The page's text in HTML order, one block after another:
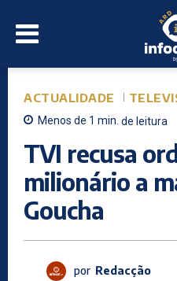
ACTUALIDADE
Menos de 1 min. de leitura
TVI recusa
milionário a
Goucha
por Redacção